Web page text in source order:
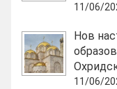
11/06/
Нов
11/06/